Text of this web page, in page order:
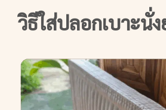
วิธีใส่ปลอกเบาะนั่ง